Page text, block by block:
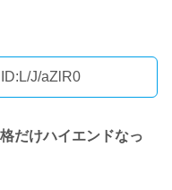
ID:L/J/aZlR0
だけハイエンドなっ